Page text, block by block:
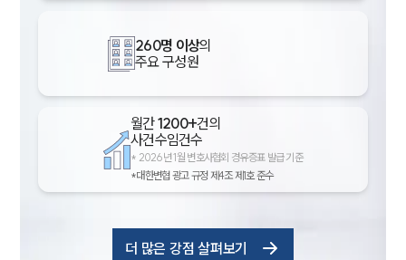
260명 이상의
주요 구성원
월간1200+건의
사건수임건수
* 2026년 1월 변호사협회 경유증표 발급 기준
*대한변협 광고 규정 제4조 제1호 준수
더 많은 강점 살펴보기